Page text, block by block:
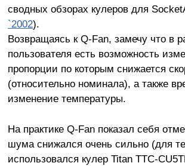
сводных обзорах кулеров для
`2002).
Возвращаясь к Q-Fan, замечу что в
пользователя есть возможность
пропорции по которым снижается
(относительно номинала), а также
изменение температуры.
На практике Q-Fan показал себя
шума снижался очень сильно (для
использовался кулер Titan TTC-